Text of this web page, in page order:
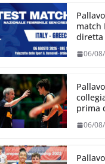
match
diretta
06/
prima
06/